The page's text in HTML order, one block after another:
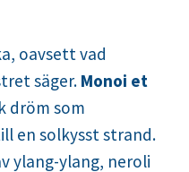
oavsett vad
säger. Monoi et
dröm som
en solkysst strand.
ylang-ylang, neroli